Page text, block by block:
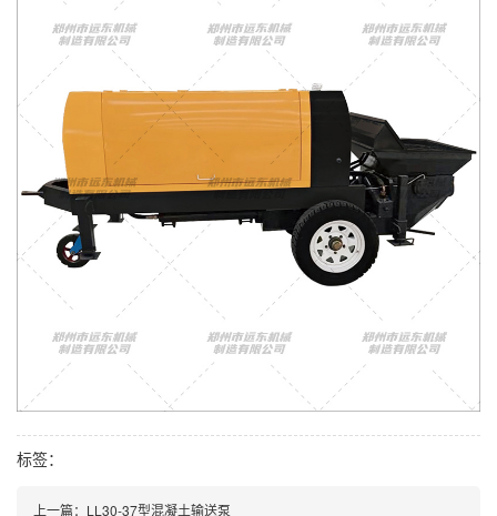
标签：
上一篇：LL30-37型混凝土输送泵